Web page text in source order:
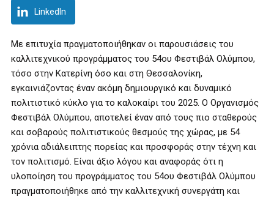
LinkedIn
Με επιτυχία πραγματοποιήθηκαν οι παρουσιάσεις του
καλλιτεχνικού προγράμματος του 54ου Φεστιβάλ Ολύμπου,
τόσο στην Κατερίνη όσο και στη Θεσσαλονίκη,
εγκαινιάζοντας έναν ακόμη δημιουργικό και δυναμικό
πολιτιστικό κύκλο για το καλοκαίρι του 2025. Ο Οργανισμός
Φεστιβάλ Ολύμπου, αποτελεί έναν από τους πιο σταθερούς
και σοβαρούς πολιτιστικούς θεσμούς της χώρας, με 54
χρόνια αδιάλειπτης πορείας και προσφοράς στην τέχνη και
τον πολιτισμό. Είναι άξιο λόγου και αναφοράς ότι η
υλοποίηση του προγράμματος του 54ου Φεστιβάλ Ολύμπου
πραγματοποιήθηκε από την καλλιτεχνική συνεργάτη και